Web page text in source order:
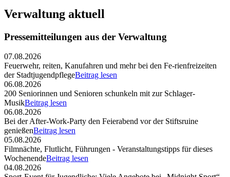
Verwaltung aktuell
Pressemitteilungen aus der Verwaltung
07.08.2026
Feuerwehr, reiten, Kanufahren und mehr bei den Fe-rienfreizeiten
der StadtjugendpflegeBeitrag lesen
06.08.2026
200 Seniorinnen und Senioren schunkeln mit zur Schlager-
MusikBeitrag lesen
06.08.2026
Bei der After-Work-Party den Feierabend vor der Stiftsruine
genießenBeitrag lesen
05.08.2026
Filmnächte, Flutlicht, Führungen - Veranstaltungstipps für dieses
WochenendeBeitrag lesen
04.08.2026